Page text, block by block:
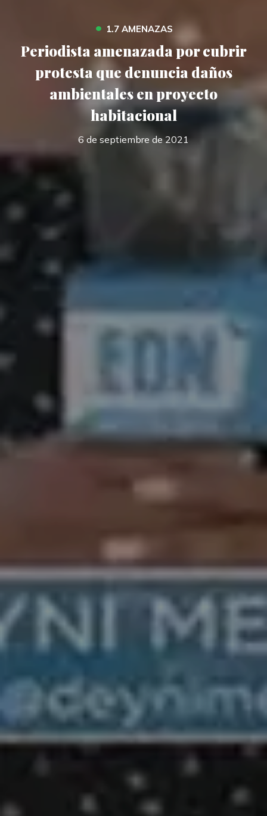
• 1.7 AMENAZAS
Periodista amenazada por cubrir
protesta que denuncia daños
ambientales en proyecto
habitacional
6 de septiembre de 2021